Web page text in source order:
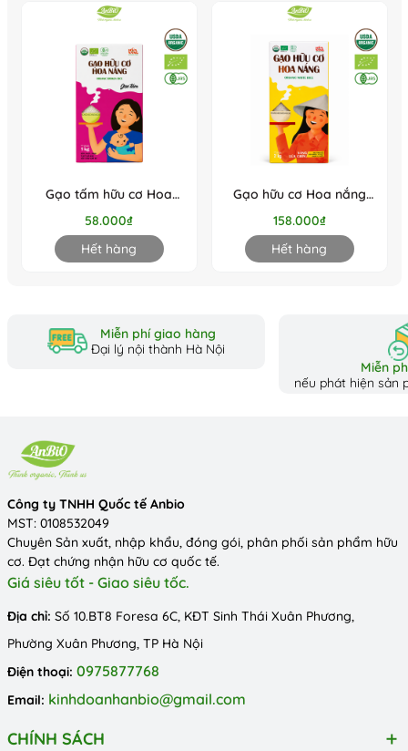
Gạo tấm hữu cơ Hoa
58.000₫
Hết hàng
Gạo hữu cơ Hoa nắng
158.000₫
Hết hàng
Miễn phí giao hàng
Đại lý nội thành Hà Nội
Miễn
nếu phát hiện sản
Công ty TNHH Quốc tế Anbio
MST: 0108532049
Chuyên Sản xuất, nhập khẩu, đóng gói, phân phối sản phẩm hữu
cơ. Đạt chứng nhận hữu cơ quốc tế.
Giá siêu tốt - Giao siêu tốc.
Địa chỉ: Số 10.BT8 Foresa 6C, KĐT Sinh Thái Xuân Phương,
Phường Xuân Phương, TP Hà Nội
Điện thoại: 0975877768
Email: kinhdoanhanbio@gmail.com
CHÍNH SÁCH